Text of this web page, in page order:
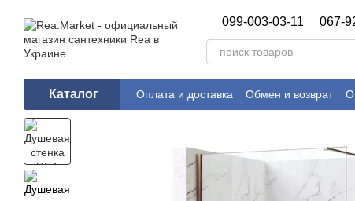
099-003-03-11 067-
Каталог Оплата и доставка Обмен и возврат